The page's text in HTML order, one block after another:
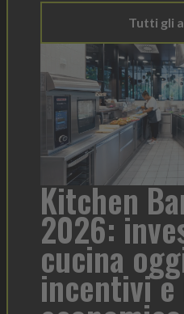
Tutti gli
Heinz
formato
contesto
Heinz Mayonnaise